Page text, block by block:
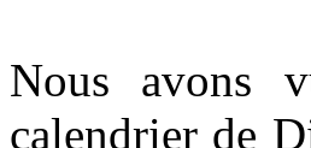
Nous avons
calendrier de